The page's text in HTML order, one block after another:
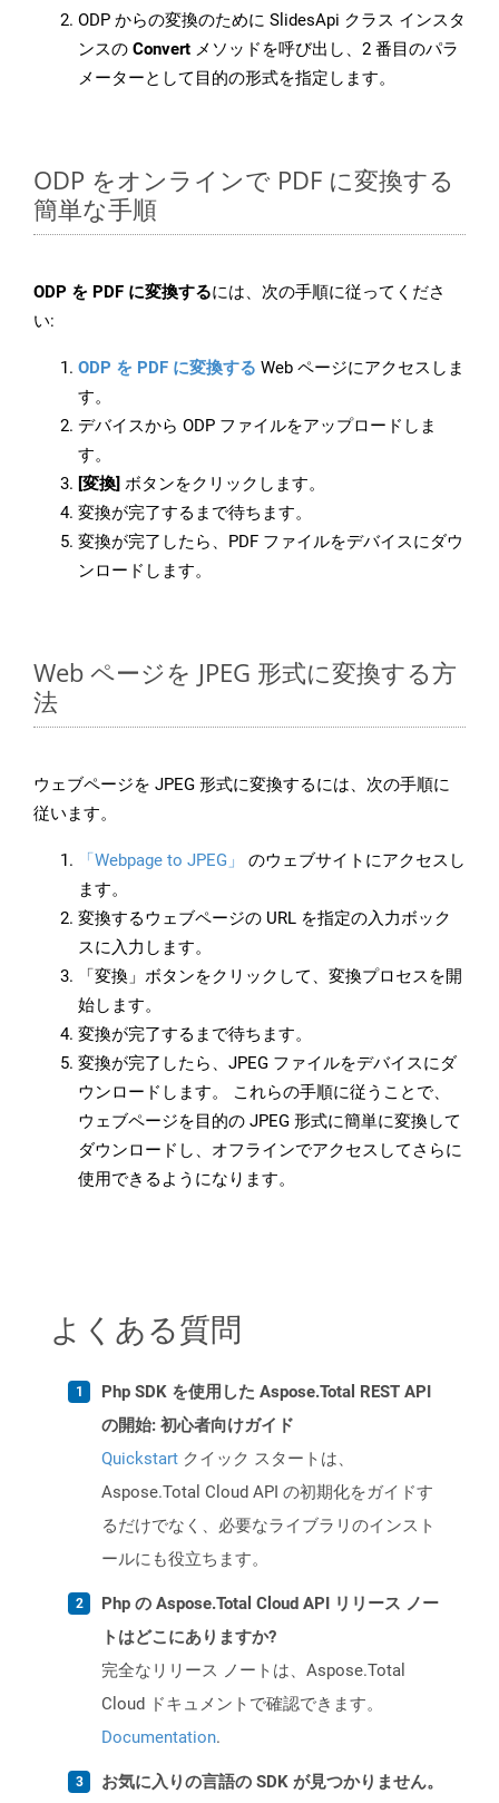
ODP からの変換のために SlidesApi クラス インスタ
ンスの Convert メソッドを呼び出し、2 番目のパラ
メーターとして目的の形式を指定します。
ODP をオンラインで PDF に変換する
簡単な手順
ODP を PDF に変換するには、次の手順に従ってくださ
い:
ODP を PDF に変換する Web ページにアクセスしま
す。
デバイスから ODP ファイルをアップロードしま
す。
[変換] ボタンをクリックします。
変換が完了するまで待ちます。
変換が完了したら、PDF ファイルをデバイスにダウ
ンロードします。
Web ページを JPEG 形式に変換する方
法
ウェブページを JPEG 形式に変換するには、次の手順に
従います。
「Webpage to JPEG」
のウェブサイトにアクセスし
ます。
変換するウェブページの URL を指定の入力ボック
スに入力します。
「変換」ボタンをクリックして、変換プロセスを開
始します。
変換が完了するまで待ちます。
変換が完了したら、JPEG ファイルをデバイスにダ
ウンロードします。 これらの手順に従うことで、
ウェブページを目的の JPEG 形式に簡単に変換して
ダウンロードし、オフラインでアクセスしてさらに
使用できるようになります。
よくある質問
Php SDK を使用した Aspose.Total REST API
の開始: 初心者向けガイド
Quickstart クイック スタートは、
Aspose.Total Cloud API の初期化をガイドす
るだけでなく、必要なライブラリのインスト
ールにも役立ちます。
Php の Aspose.Total Cloud API リリース ノー
トはどこにありますか?
完全なリリース ノートは、Aspose.Total
Cloud ドキュメントで確認できます。
Documentation.
お気に入りの言語の SDK が見つかりません。